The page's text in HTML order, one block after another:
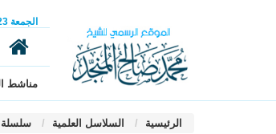
الجمعة
مناشط
الرئيسية السلاسل العلمية سلسلة